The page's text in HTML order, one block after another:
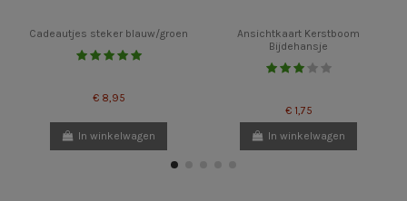
Cadeautjes steker blauw/groen
€ 8,95
In winkelwagen
Ansichtkaart Kerstboom
Bijdehansje
€ 1,75
In winkelwagen